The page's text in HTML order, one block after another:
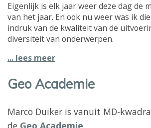
Eigenlijk is elk jaar weer deze dag de
van het jaar. En ook nu weer was ik
indruk van de kwaliteit van de
diversiteit van onderwerpen.
... lees meer
Geo Academie
Marco Duiker is vanuit MD-
de Geo Academie